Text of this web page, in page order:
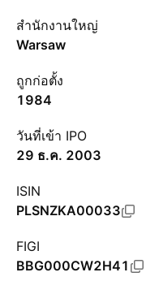
สำนักงานใหญ่
Warsaw
ถูกก่อตั้ง
1984
วันที่เข้า IPO
29 ธ.ค. 2003
ISIN
PLSNZKA00033
FIGI
BBG000CW2H41